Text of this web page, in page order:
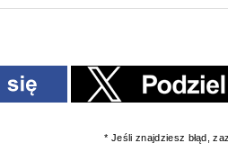
* Jeśli znajdziesz błąd,